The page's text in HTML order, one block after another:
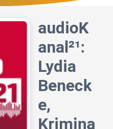
audioK
anal²¹:
Lydia
Beneck
e,
Krimina